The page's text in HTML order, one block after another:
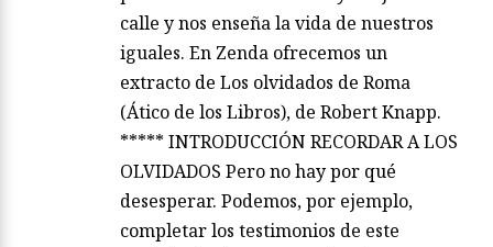
calle y nos enseña la vida de nuestros
iguales. En Zenda ofrecemos un
extracto de Los olvidados de Roma
(Ático de los Libros), de Robert Knapp.
***** INTRODUCCIÓN RECORDAR A LOS
OLVIDADOS Pero no hay por qué
desesperar. Podemos, por ejemplo,
completar los testimonios de este